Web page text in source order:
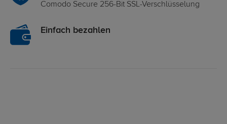
Comodo Secure 256-Bit SSL-Verschlüsselung
Einfach bezahlen